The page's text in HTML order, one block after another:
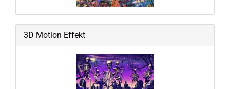
3D Motion Effekt